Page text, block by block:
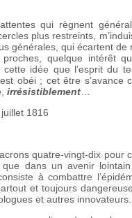
qui règnent
plus restreints,
générales, qui écartent de
quelque intérêt
idée que l’esprit du
obéi ; cet être s’avance
irrésistiblement
1816
quatre-vingt-dix pour
que dans un avenir
à combattre
et toujours
et autres